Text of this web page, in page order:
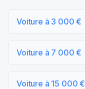
Voiture à 3 000 €
Voiture à 7 000 €
Voiture à 15 000 €